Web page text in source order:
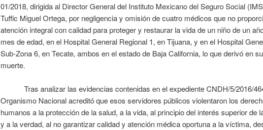
01/2018, dirigida al Director General del Instituto Mexicano del Seguro Social
Tuffic Miguel Ortega, por negligencia y omisión de cuatro médicos que no
atención integral con calidad para proteger y restaurar la vida de un niño de un
mes de edad, en el Hospital General Regional 1, en Tijuana, y en el Hospital
Sub-Zona 6, en Tecate, ambos en el estado de Baja California, lo que derivó en su
muerte.
Tras analizar las evidencias contenidas en el expediente CNDH/5/2016/
Organismo Nacional acreditó que esos servidores públicos violentaron los
humanos a la protección de la salud, a la vida, al principio del interés superior de
y a la verdad, al no garantizar calidad y atención médica oportuna a la víctima,